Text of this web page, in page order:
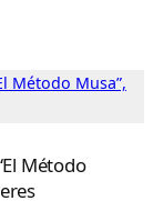
Método